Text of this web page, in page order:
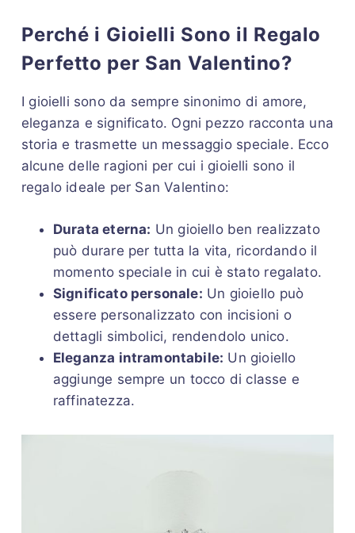
Perché i Gioielli Sono il Regalo
Perfetto per San Valentino?
I gioielli sono da sempre sinonimo di amore,
eleganza e significato. Ogni pezzo racconta una
storia e trasmette un messaggio speciale. Ecco
alcune delle ragioni per cui i gioielli sono il
regalo ideale per San Valentino:
Durata eterna: Un gioiello ben realizzato
può durare per tutta la vita, ricordando il
momento speciale in cui è stato regalato.
Significato personale: Un gioiello può
essere personalizzato con incisioni o
dettagli simbolici, rendendolo unico.
Eleganza intramontabile: Un gioiello
aggiunge sempre un tocco di classe e
raffinatezza.